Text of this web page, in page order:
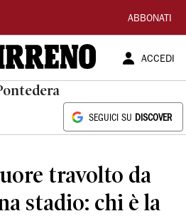
ABBONATI
ACCEDI
SEGUICI SU DISCOVER
travolto da
stadio: chi è la